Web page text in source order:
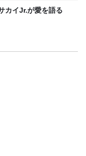
カイJr.が愛を語る